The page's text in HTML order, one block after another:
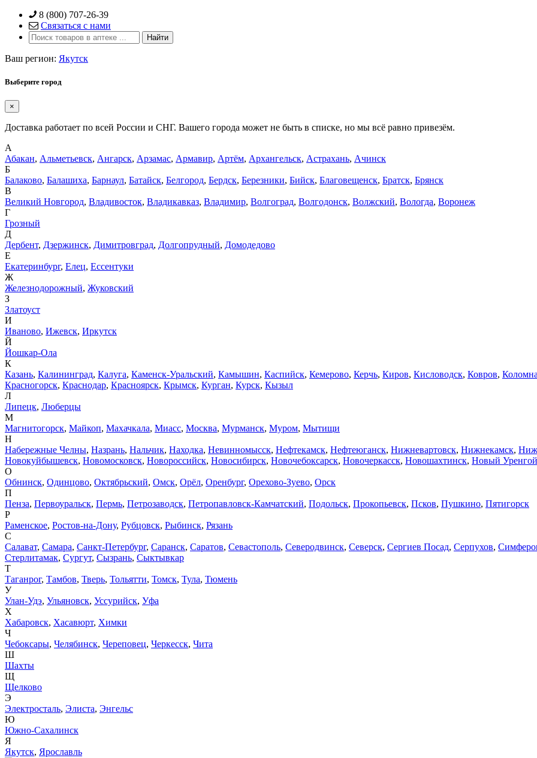
Skip
content
8 (800) 707-26-39
Связаться с нами
Ваш регион: Якутск
Выберите город
×
Доставка работает по всей России и СНГ. Вашего города может не быть в списке, но мы всё равно привезём.
А
Абакан, Альметьевск, Ангарск, Арзамас, Армавир, Артём, Архангельск, Астрахань, Ачинск
Б
Балаково, Балашиха, Барнаул, Батайск, Белгород, Бердск, Березники, Бийск, Благовещенск, Братск, Брянск
В
Великий Новгород, Владивосток, Владикавказ, Владимир, Волгоград, Волгодонск, Волжский, Вологда, Воронеж
Г
Грозный
Д
Дербент, Дзержинск, Димитровград, Долгопрудный, Домодедово
Е
Екатеринбург, Елец, Ессентуки
Ж
Железнодорожный, Жуковский
З
Златоуст
И
Иваново, Ижевск, Иркутск
Й
Йошкар-Ола
К
Казань, Калининград, Калуга, Каменск-Уральский, Камышин, Каспийск, Кемерово, Керчь, Киров, Кисловодск, Ковров, Коломна
Красногорск, Краснодар, Красноярск, Крымск, Курган, Курск, Кызыл
Л
Липецк, Люберцы
М
Магнитогорск, Майкоп, Махачкала, Миасс, Москва, Мурманск, Муром, Мытищи
Н
Набережные Челны, Назрань, Нальчик, Находка, Невинномысск, Нефтекамск, Нефтеюганск, Нижневартовск, Нижнекамск,
Новокуйбышевск, Новомосковск, Новороссийск, Новосибирск, Новочебоксарск, Новочеркасск, Новошахтинск, Новый Уренгой
О
Обнинск, Одинцово, Октябрьский, Омск, Орёл, Оренбург, Орехово-Зуево, Орск
П
Пенза, Первоуральск, Пермь, Петрозаводск, Петропавловск-Камчатский, Подольск, Прокопьевск, Псков, Пушкино, Пятигорск
Р
Раменское, Ростов-на-Дону, Рубцовск, Рыбинск, Рязань
С
Салават, Самара, Санкт-Петербург, Саранск, Саратов, Севастополь, Северодвинск, Северск, Сергиев Посад, Серпухов,
Стерлитамак, Сургут, Сызрань, Сыктывкар
Т
Таганрог, Тамбов, Тверь, Тольятти, Томск, Тула, Тюмень
У
Улан-Удэ, Ульяновск, Уссурийск, Уфа
Х
Хабаровск, Хасавюрт, Химки
Ч
Чебоксары, Челябинск, Череповец, Черкесск, Чита
Ш
Шахты
Щ
Щелково
Э
Электросталь, Элиста, Энгельс
Ю
Южно-Сахалинск
Я
Якутск, Ярославль